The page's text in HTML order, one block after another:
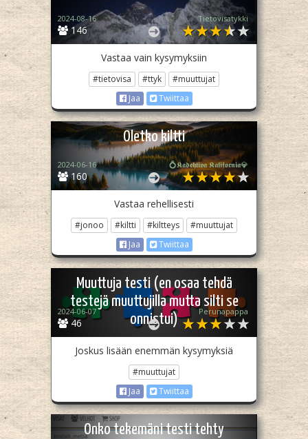
146
2024-08-16 Tietovisatykki
Vastaa vain kysymyksiin
#tietovisa #ttyk
#muuttujat
Jaa
Twiittaa
Oletko kiltti
160
2024-06-16 💍𝕶𝖆𝖉𝖊𝖍𝖙𝖎𝖛𝖆 𝕶𝖆𝖑𝖎𝖋𝖔𝖗𝖓𝖎𝖆💎
Vastaa rehellisesti
#jonoo #kiltti #kiltteys
#muuttujat
Jaa
Twiittaa
Muuttuja testi (en osaa tehdä
testejä muuttujilla mutta silti se
onnistui)
46
2024-06-07 Perunapappa
Joskus lisään enemmän kysymyksiä
#muuttujat
Jaa
Twiittaa
Onko tekemäni testi tehty